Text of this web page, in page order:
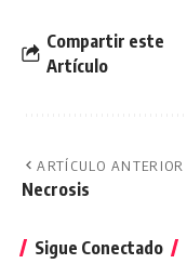
Compartir este
Artículo
ARTÍCULO ANTERIOR
Necrosis
Sigue Conectado